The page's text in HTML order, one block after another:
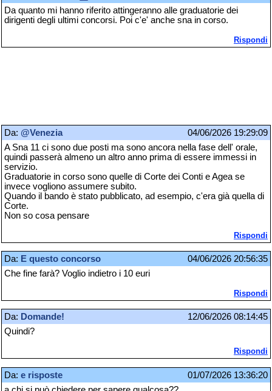
Da quanto mi hanno riferito attingeranno alle graduatorie dei
dirigenti degli ultimi concorsi. Poi c'e' anche sna in corso.
Rispondi
Da: @Venezia
04/06/2026 19:29:09
A Sna 11 ci sono due posti ma sono ancora nella fase dell' orale,
quindi passerà almeno un altro anno prima di essere immessi in
servizio.
Graduatorie in corso sono quelle di Corte dei Conti e Agea se
invece vogliono assumere subito.
Quando il bando è stato pubblicato, ad esempio, c'era già quella di
Corte.
Non so cosa pensare
Rispondi
Da: E questo concorso
04/06/2026 20:56:35
Che fine farà? Voglio indietro i 10 euri
Rispondi
Da: Domande!
12/06/2026 08:14:45
Quindi?
Rispondi
Da: e risposte
01/07/2026 13:36:20